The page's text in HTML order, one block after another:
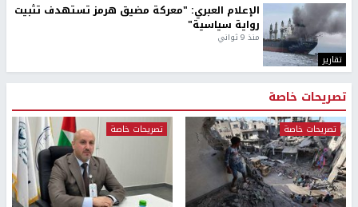
تقارير
الإعلام العبري: "معركة مضيق هرمز تستهدف تثبيت
رواية سياسية"
منذ 9 ثواني
تصريحات خاصة
تصريحات خاصة تصريحات خاصة